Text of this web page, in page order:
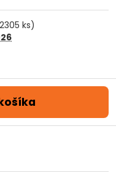
2305 ks)
košíka